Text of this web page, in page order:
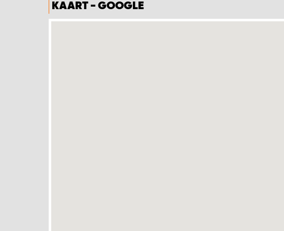
KAART - GOOGLE